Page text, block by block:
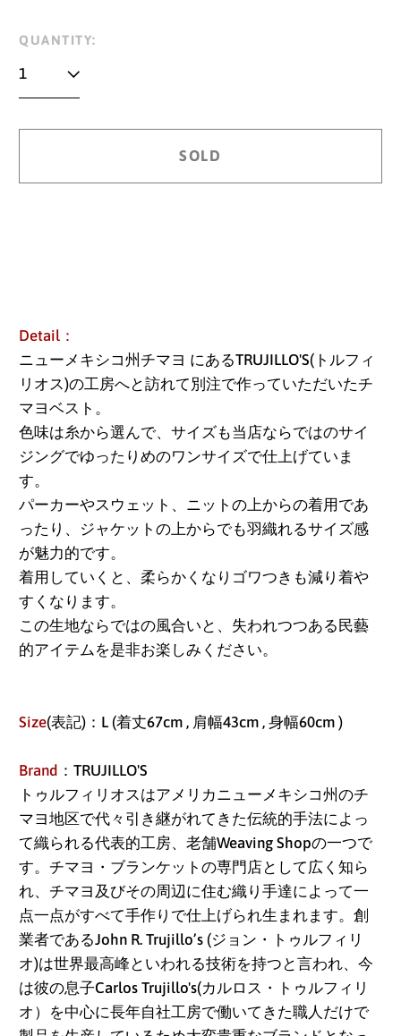
Regular
price
QUANTITY:
SOLD
Detail：
ニューメキシコ州チマヨ にあるTRUJILLO'S( トルフィ
リオス)の工房へと訪れて別注で作っていただいたチ
マヨベスト。
色味は糸から選んで、サイズも当店ならではのサイ
ジングでゆったりめのワンサイズで仕上げていま
す。
パーカーやスウェット、ニットの上からの着用であ
ったり、ジャケットの上からでも羽織れるサイズ感
が魅力的です。
着用していくと、柔らかくなりゴワつきも減り着や
すくなります。
この生地ならではの風合いと、失われつつある民藝
的アイテムを是非お楽しみください。
Size(表記)：L (着丈67cm , 肩幅43cm , 身幅60cm )
Brand ：TRUJILLO'S
トゥルフィリオスはアメリカニューメキシコ州のチ
マヨ地区で代々引き継がれてきた伝統的手法によっ
て織られる代表的工房、老舗Weaving Shopの一つで
す。チマヨ・ブランケットの専門店として広く知ら
れ、チマヨ及びその周辺に住む織り手達によって一
点一点がすべて手作りで仕上げられ生まれます。創
業者であるJohn R. Trujillo’s (ジョン・トゥルフィリ
オ)は世界最高峰といわれる技術を持つと言われ、今
は彼の息子Carlos Trujillo's(カルロス・トゥルフィリ
オ）を中心に長年自社工房で働いてきた職人だけで
アイスランド (ISK kr)
アイルランド (EUR €)
アセンション島 (SHP
£)
アゼルバイジャン
アフガニスタン (AFN
؋)
アメリカ合衆国 (USD
$)
アラブ首長国連邦